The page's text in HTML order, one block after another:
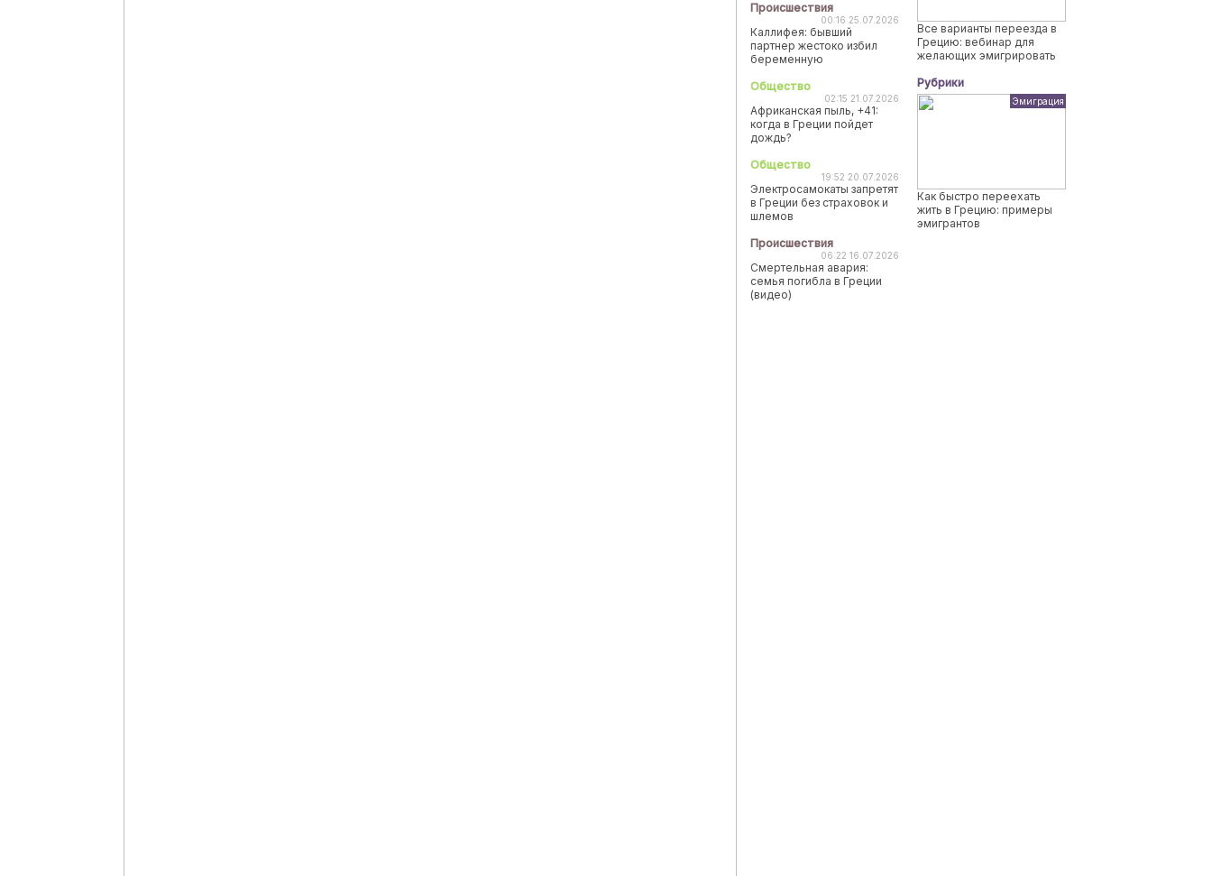
Происшествия
00:16 25.07.2026
Каллифея: бывший
партнер жестоко избил
беременную
Общество
02:15 21.07.2026
Африканская пыль, +41:
когда в Греции пойдет
дождь?
Общество
19:52 20.07.2026
Электросамокаты запретят
в Греции без страховок и
шлемов
Происшествия
06:22 16.07.2026
Смертельная авария:
семья погибла в Греции
(видео)
Все варианты переезда в
Грецию: вебинар для
желающих эмигрировать
Рубрики
Эмиграция
Как быстро переехать
жить в Грецию: примеры
эмигрантов